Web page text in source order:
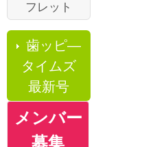
フレット
歯ッピ―
タイムズ
最新号
メンバー
募集